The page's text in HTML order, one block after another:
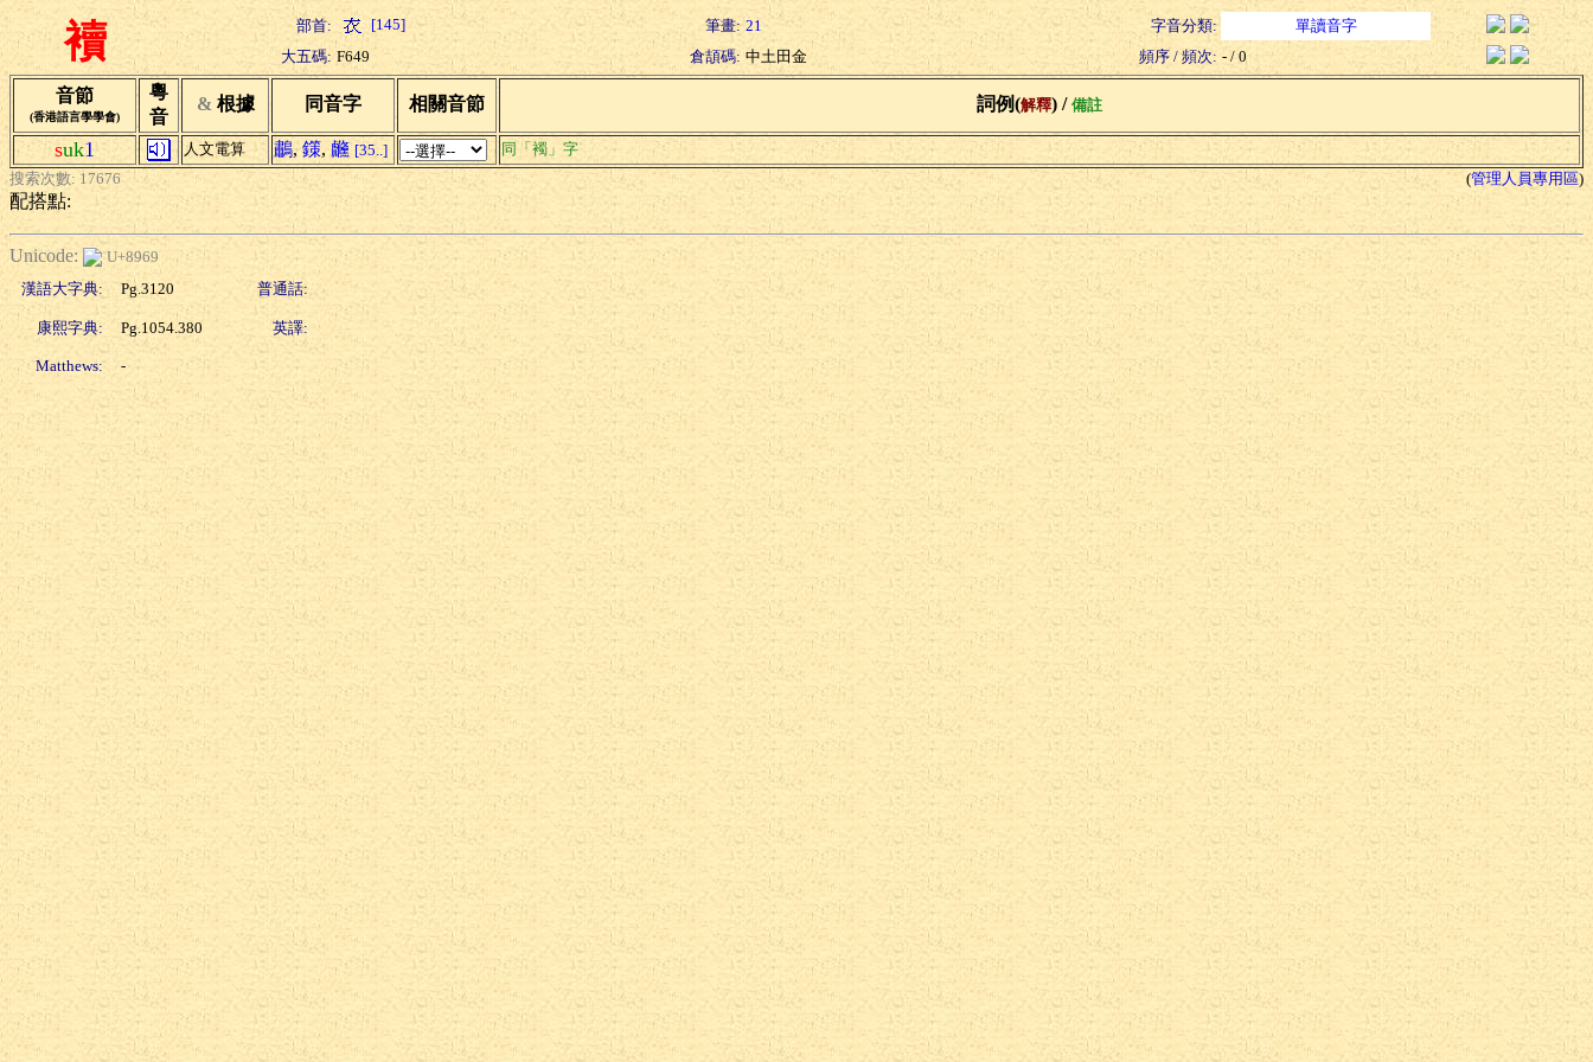
襩 部首: [145] 筆畫: 21 字音分類:
單讀音字
大五碼: F649 倉頡碼: 中土田金 頻序 / 頻次: - / 0
音節
(香港語言學學會)
粵
音
& 根據 同音字 相關音節 詞例(解釋) / 備註
suk1 人文電算 鷫, 鏼, 虪 [35..]
同「襡」字
搜索次數: 17676
(管理人員專用區)
配搭點:
Unicode:
U+8969
漢語大字典:
Pg.3120 普通話:
康熙字典: Pg.1054.380 英譯:
Matthews: -